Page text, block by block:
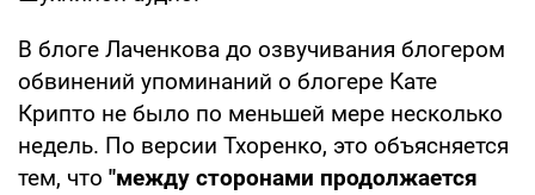
В блоге Лаченкова до озвучивания блогером
обвинений упоминаний о блогере Кате
Крипто не было по меньшей мере несколько
недель. По версии Тхоренко, это объясняется
тем, что "между сторонами продолжается